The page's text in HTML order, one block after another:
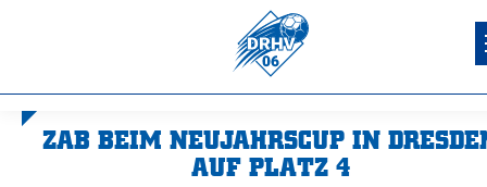
ZAB BEIM NEUJAHRSCUP IN
AUF PLATZ 4